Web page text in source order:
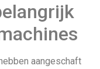
aangeschaft